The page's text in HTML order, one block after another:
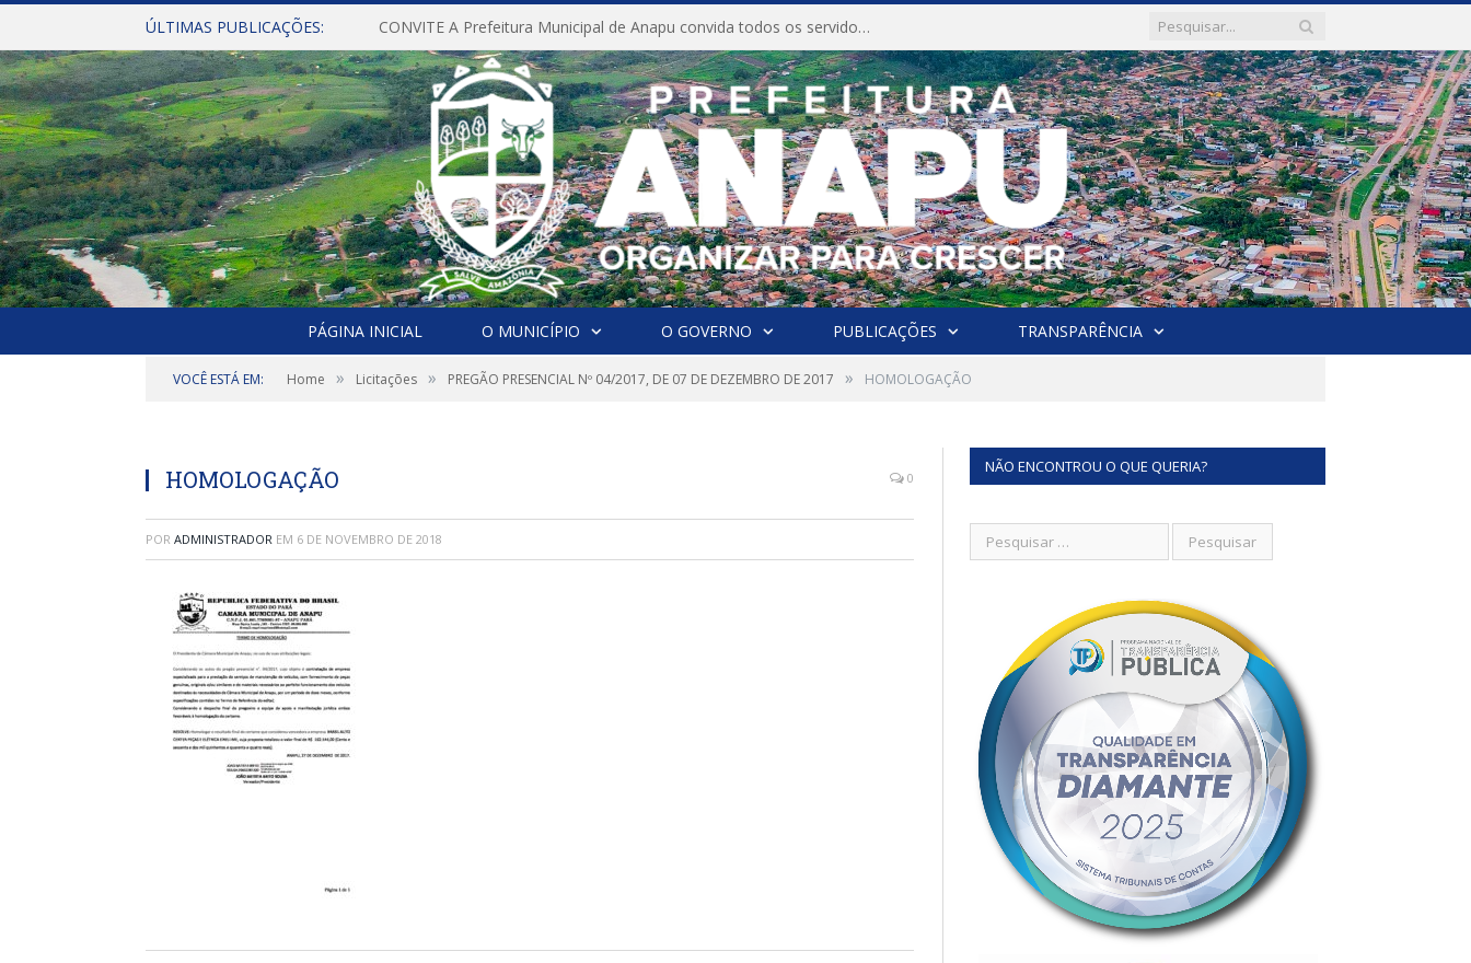
ÚLTIMAS PUBLICAÇÕES: CONVITE A Prefeitura Municipal de Anapu convida todos os servidores públicos municipais para participarem da Audiência Pública de discussão da Lei de Diretrizes Orçamentárias (LDO), importante instrumento de planejamento das ações e investimentos da Administração Pública para o próximo exercício financeiro.
PÁGINA INICIAL O MUNICÍPIO O GOVERNO PUBLICAÇÕES TRANSPARÊNCIA
VOCÊ ESTÁ EM: Home » Licitações » PREGÃO PRESENCIAL Nº 04/2017, DE 07 DE DEZEMBRO DE 2017 » HOMOLOGAÇÃO
HOMOLOGAÇÃO 0
POR ADMINISTRADOR EM 6 DE NOVEMBRO DE 2018
NÃO ENCONTROU O QUE QUERIA?